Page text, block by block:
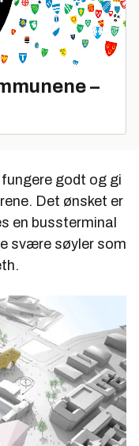
–
godt og gi
Det ønsket er
en bussterminal
svære søyler som